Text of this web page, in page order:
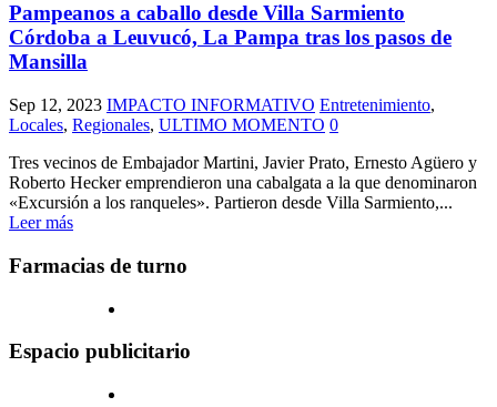
Pampeanos a caballo desde Villa Sarmiento
Córdoba a Leuvucó, La Pampa tras los pasos de
Mansilla
Sep 12, 2023 IMPACTO INFORMATIVO Entretenimiento,
Locales, Regionales, ULTIMO MOMENTO 0
Tres vecinos de Embajador Martini, Javier Prato, Ernesto Agüero y
Roberto Hecker emprendieron una cabalgata a la que denominaron
«Excursión a los ranqueles». Partieron desde Villa Sarmiento,...
Leer más
Farmacias de turno
Espacio publicitario